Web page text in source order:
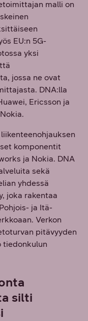
malli on
EU:n 5G-
yksi
jossa ne ovat
DNA:lla
Ericsson ja
komponentit
ja Nokia. DNA
sekä
yhdessä
joka rakentaa
ja Itä-
Verkon
pitävyyden
tiedonkulun
silti